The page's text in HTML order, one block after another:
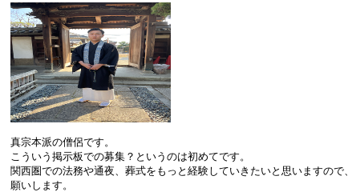
真宗本派の僧侶です。
こういう掲示板での募集？というのは初めてです。
関西圏での法務や通夜、葬式をもっと経験していきたいと思いますので
願いします。